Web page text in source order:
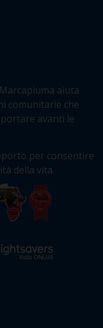
aiuta
comunitarie che
avanti le
per consentire
della vita.